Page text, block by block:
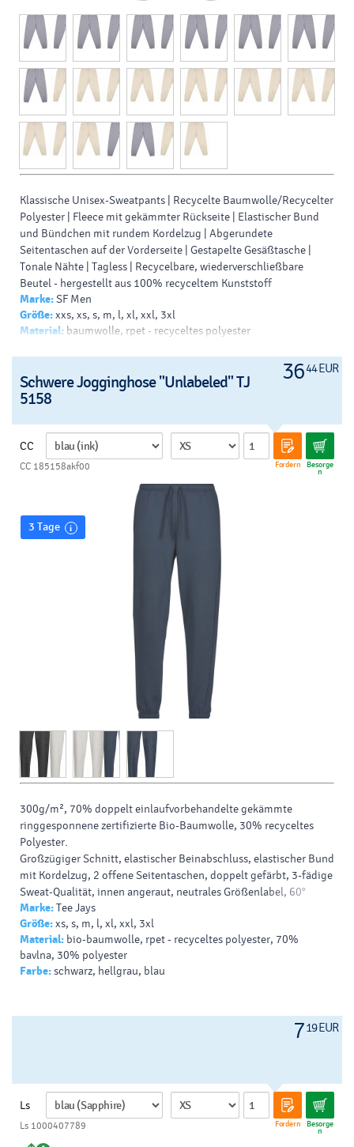
Klassische Unisex-Sweatpants | Recycelte Baumwolle/Recycelter
Polyester | Fleece mit gekämmter Rückseite | Elastischer Bund
und Bündchen mit rundem Kordelzug | Abgerundete
Seitentaschen auf der Vorderseite | Gestapelte Gesäßtasche |
Tonale Nähte | Tagless | Recycelbare, wiederverschließbare
Beutel - hergestellt aus 100% recyceltem Kunststoff
Marke:SF Men
Größe:xxs, xs, s, m, l, xl, xxl, 3xl
Material: baumwolle, rpet - recyceltes polyester
3644 EUR
Schwere Jogginghose "Unlabeled" TJ
5158
CC
Fordern Besorge
n
CC 185158akf00
3 Tage
300g/m², 70% doppelt einlaufvorbehandeltegekämmte
ringgesponnenezertifizierte Bio-Baumwolle, 30% recyceltes
Polyester.
Großzügiger Schnitt, elastischer Beinabschluss, elastischer Bund
mit Kordelzug, 2 offene Seitentaschen, doppelt gefärbt, 3-fädige
Sweat-Qualität, innen angeraut, neutrales Größenlabel, 60°
waschbar, nicht trocknergeeignet.
Marke:Tee Jays
Größe:xs, s, m, l, xl, xxl, 3xl
Material: bio-baumwolle, rpet - recyceltes polyester, 70%
bavlna, 30% polyester
Farbe:schwarz, hellgrau, blau
719 EUR
Ls
Fordern Besorge
n
Ls 1000407789